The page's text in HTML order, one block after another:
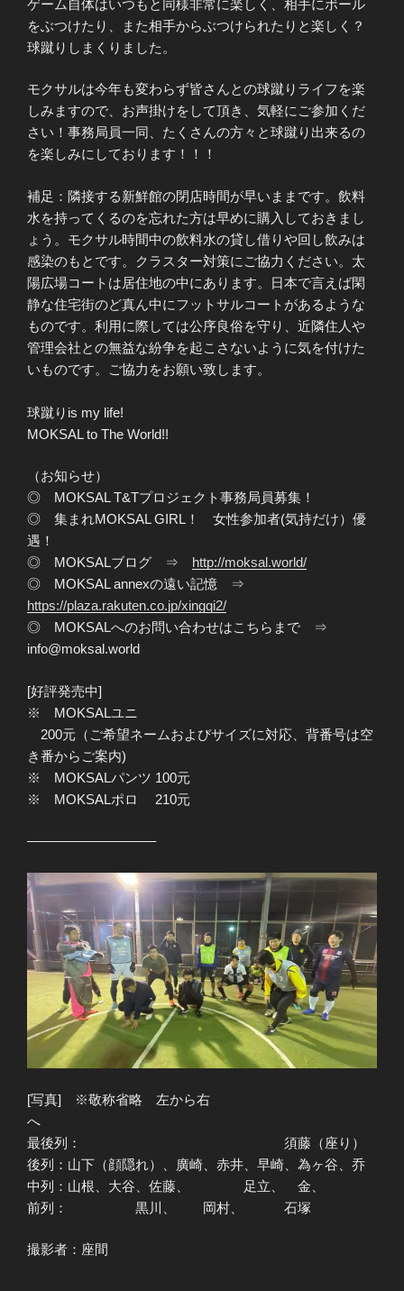
ゲーム自体はいつもと同様非常に楽しく、相手にボール
をぶつけたり、また相手からぶつけられたりと楽しく？
球蹴りしまくりました。
モクサルは今年も変わらず皆さんとの球蹴りライフを楽
しみますので、お声掛けをして頂き、気軽にご参加くだ
さい！事務局員一同、たくさんの方々と球蹴り出来るの
を楽しみにしております！！！
補足：隣接する新鮮館の閉店時間が早いままです。飲料
水を持ってくるのを忘れた方は早めに購入しておきまし
ょう。モクサル時間中の飲料水の貸し借りや回し飲みは
感染のもとです。クラスター対策にご協力ください。太
陽広場コートは居住地の中にあります。日本で言えば閑
静な住宅街のど真ん中にフットサルコートがあるような
ものです。利用に際しては公序良俗を守り、近隣住人や
管理会社との無益な紛争を起こさないように気を付けた
いものです。ご協力をお願い致します。
球蹴りis my life!
MOKSAL to The World!!
（お知らせ）
◎ MOKSAL T&Tプロジェクト事務局員募集！
◎ 集まれMOKSAL GIRL！ 女性参加者(気持だけ）優
遇！
◎ MOKSALブログ ⇒ http://moksal.world/
◎ MOKSAL annexの遠い記憶 ⇒
https://plaza.rakuten.co.jp/xingqi2/
◎ MOKSALへのお問い合わせはこちらまで ⇒
info@moksal.world
[好評発売中]
※ MOKSALユニ
200元（ご希望ネームおよびサイズに対応、背番号は空
き番からご案内)
※ MOKSALパンツ 100元
※ MOKSALポロ 210元
—————————–
[写真] ※敬称省略 左から右
へ
最後列： 須藤（座り）
後列：山下（顔隠れ）、廣崎、赤井、早崎、為ヶ谷、乔
中列：山根、大谷、佐藤、 足立、 金、
前列： 黒川、 岡村、 石塚
撮影者：座間